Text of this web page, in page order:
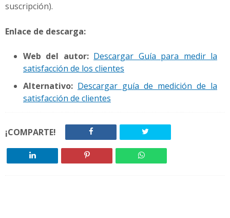
suscripción).
Enlace de descarga:
Web del autor: Descargar Guía para medir la
satisfacción de los clientes
Alternativo: Descargar guía de medición de la
satisfacción de clientes
¡COMPARTE!